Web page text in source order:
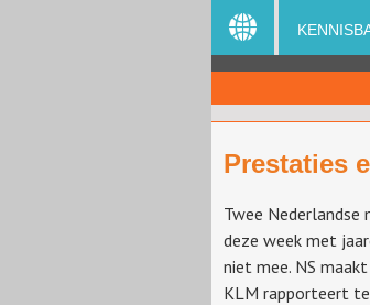
Prestaties
Twee
deze week met
niet mee. NS
KLM rapporteert